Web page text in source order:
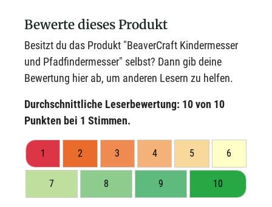
Bewerte dieses Produkt
Besitzt du das Produkt "BeaverCraft Kindermesser
und Pfadfindermesser" selbst? Dann gib deine
Bewertung hier ab, um anderen Lesern zu helfen.
Durchschnittliche Leserbewertung: 10von 10
Punkten bei 1 Stimmen.
1 2 3 4 5 6
7 8 9 10